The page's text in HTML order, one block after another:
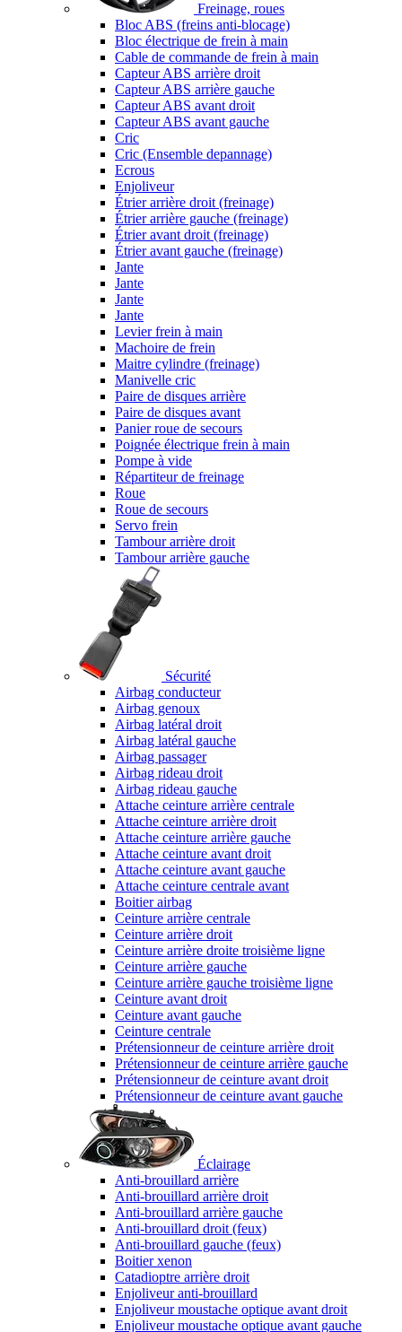
Freinage, roues
Bloc ABS (freins anti-blocage)
Bloc électrique de frein à main
Cable de commande de frein à main
Capteur ABS arrière droit
Capteur ABS arrière gauche
Capteur ABS avant droit
Capteur ABS avant gauche
Cric
Cric (Ensemble depannage)
Ecrous
Enjoliveur
Étrier arrière droit (freinage)
Étrier arrière gauche (freinage)
Étrier avant droit (freinage)
Étrier avant gauche (freinage)
Jante
Jante
Jante
Jante
Levier frein à main
Machoire de frein
Maitre cylindre (freinage)
Manivelle cric
Paire de disques arrière
Paire de disques avant
Panier roue de secours
Poignée électrique frein à main
Pompe à vide
Répartiteur de freinage
Roue
Roue de secours
Servo frein
Tambour arrière droit
Tambour arrière gauche
Sécurité
Airbag conducteur
Airbag genoux
Airbag latéral droit
Airbag latéral gauche
Airbag passager
Airbag rideau droit
Airbag rideau gauche
Attache ceinture arrière centrale
Attache ceinture arrière droit
Attache ceinture arrière gauche
Attache ceinture avant droit
Attache ceinture avant gauche
Attache ceinture centrale avant
Boitier airbag
Ceinture arrière centrale
Ceinture arrière droit
Ceinture arrière droite troisième ligne
Ceinture arrière gauche
Ceinture arrière gauche troisième ligne
Ceinture avant droit
Ceinture avant gauche
Ceinture centrale
Prétensionneur de ceinture arrière droit
Prétensionneur de ceinture arrière gauche
Prétensionneur de ceinture avant droit
Prétensionneur de ceinture avant gauche
Éclairage
Anti-brouillard arrière
Anti-brouillard arrière droit
Anti-brouillard arrière gauche
Anti-brouillard droit (feux)
Anti-brouillard gauche (feux)
Boitier xenon
Catadioptre arrière droit
Enjoliveur anti-brouillard
Enjoliveur moustache optique avant droit
Enjoliveur moustache optique avant gauche